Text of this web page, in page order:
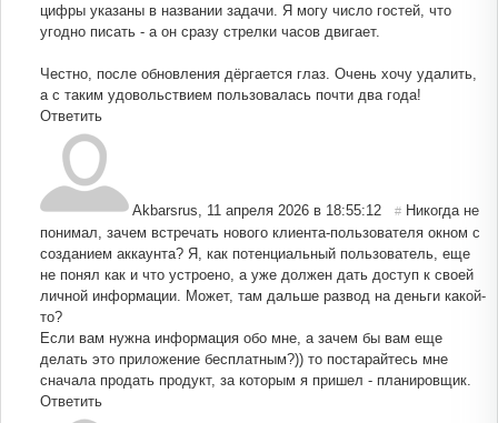
цифры указаны в названии задачи. Я могу число гостей, что
угодно писать - а он сразу стрелки часов двигает.
Честно, после обновления дёргается глаз. Очень хочу удалить,
а с таким удовольствием пользовалась почти два года!
Ответить
Akbarsrus, 11 апреля 2026 в 18:55:12 # Никогда не
понимал, зачем встречать нового клиента-пользователя окном с
созданием аккаунта? Я, как потенциальный пользователь, еще
не понял как и что устроено, а уже должен дать доступ к своей
личной информации. Может, там дальше развод на деньги какой-
то?
Если вам нужна информация обо мне, а зачем бы вам еще
делать это приложение бесплатным?)) то постарайтесь мне
сначала продать продукт, за которым я пришел - планировщик.
Ответить